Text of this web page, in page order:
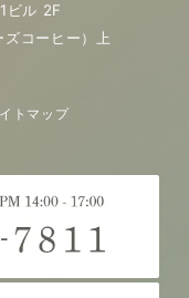
ビル 2F
コーヒー）上
トマップ